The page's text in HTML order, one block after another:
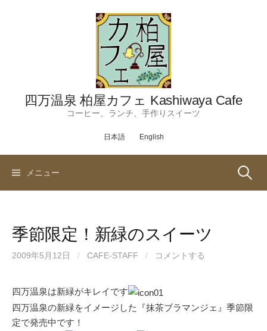
四万温泉 柏屋カフェ Kashiwaya Cafe
コーヒー、ランチ、手作りスイーツ
日本語 English
メニュー 検
季節限定！新緑のスイーツ
2009年5月12日 / CAFE-STAFF / コメントする
四万温泉は新緑がキレイです
四万温泉の新緑をイメージした『抹茶ブラマンジェ』季節限
定で発売中です！